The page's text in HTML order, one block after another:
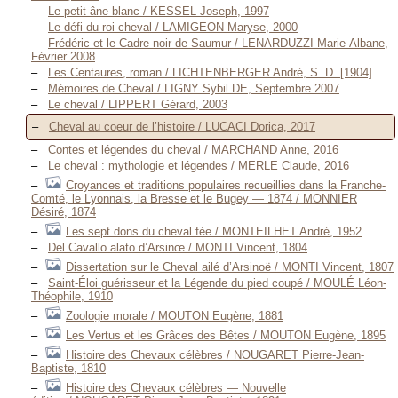
Le petit âne blanc / KESSEL Joseph, 1997
Le défi du roi cheval / LAMIGEON Maryse, 2000
Frédéric et le Cadre noir de Saumur / LENARDUZZI Marie-Albane,
Février 2008
Les Centaures, roman / LICHTENBERGER André, S. D. [1904]
Mémoires de Cheval / LIGNY Sybil DE, Septembre 2007
Le cheval / LIPPERT Gérard, 2003
Cheval au coeur de l’histoire / LUCACI Dorica, 2017
Contes et légendes du cheval / MARCHAND Anne, 2016
Le cheval : mythologie et légendes / MERLE Claude, 2016
Croyances et traditions populaires recueillies dans la Franche-
Comté, le Lyonnais, la Bresse et le Bugey — 1874 / MONNIER
Désiré, 1874
Les sept dons du cheval fée / MONTEILHET André, 1952
Del Cavallo alato d’Arsinœ / MONTI Vincent, 1804
Dissertation sur le Cheval ailé d’Arsinoë / MONTI Vincent, 1807
Saint-Éloi guérisseur et la Légende du pied coupé / MOULÉ Léon-
Théophile, 1910
Zoologie morale / MOUTON Eugène, 1881
Les Vertus et les Grâces des Bêtes / MOUTON Eugène, 1895
Histoire des Chevaux célèbres / NOUGARET Pierre-Jean-
Baptiste, 1810
Histoire des Chevaux célèbres — Nouvelle